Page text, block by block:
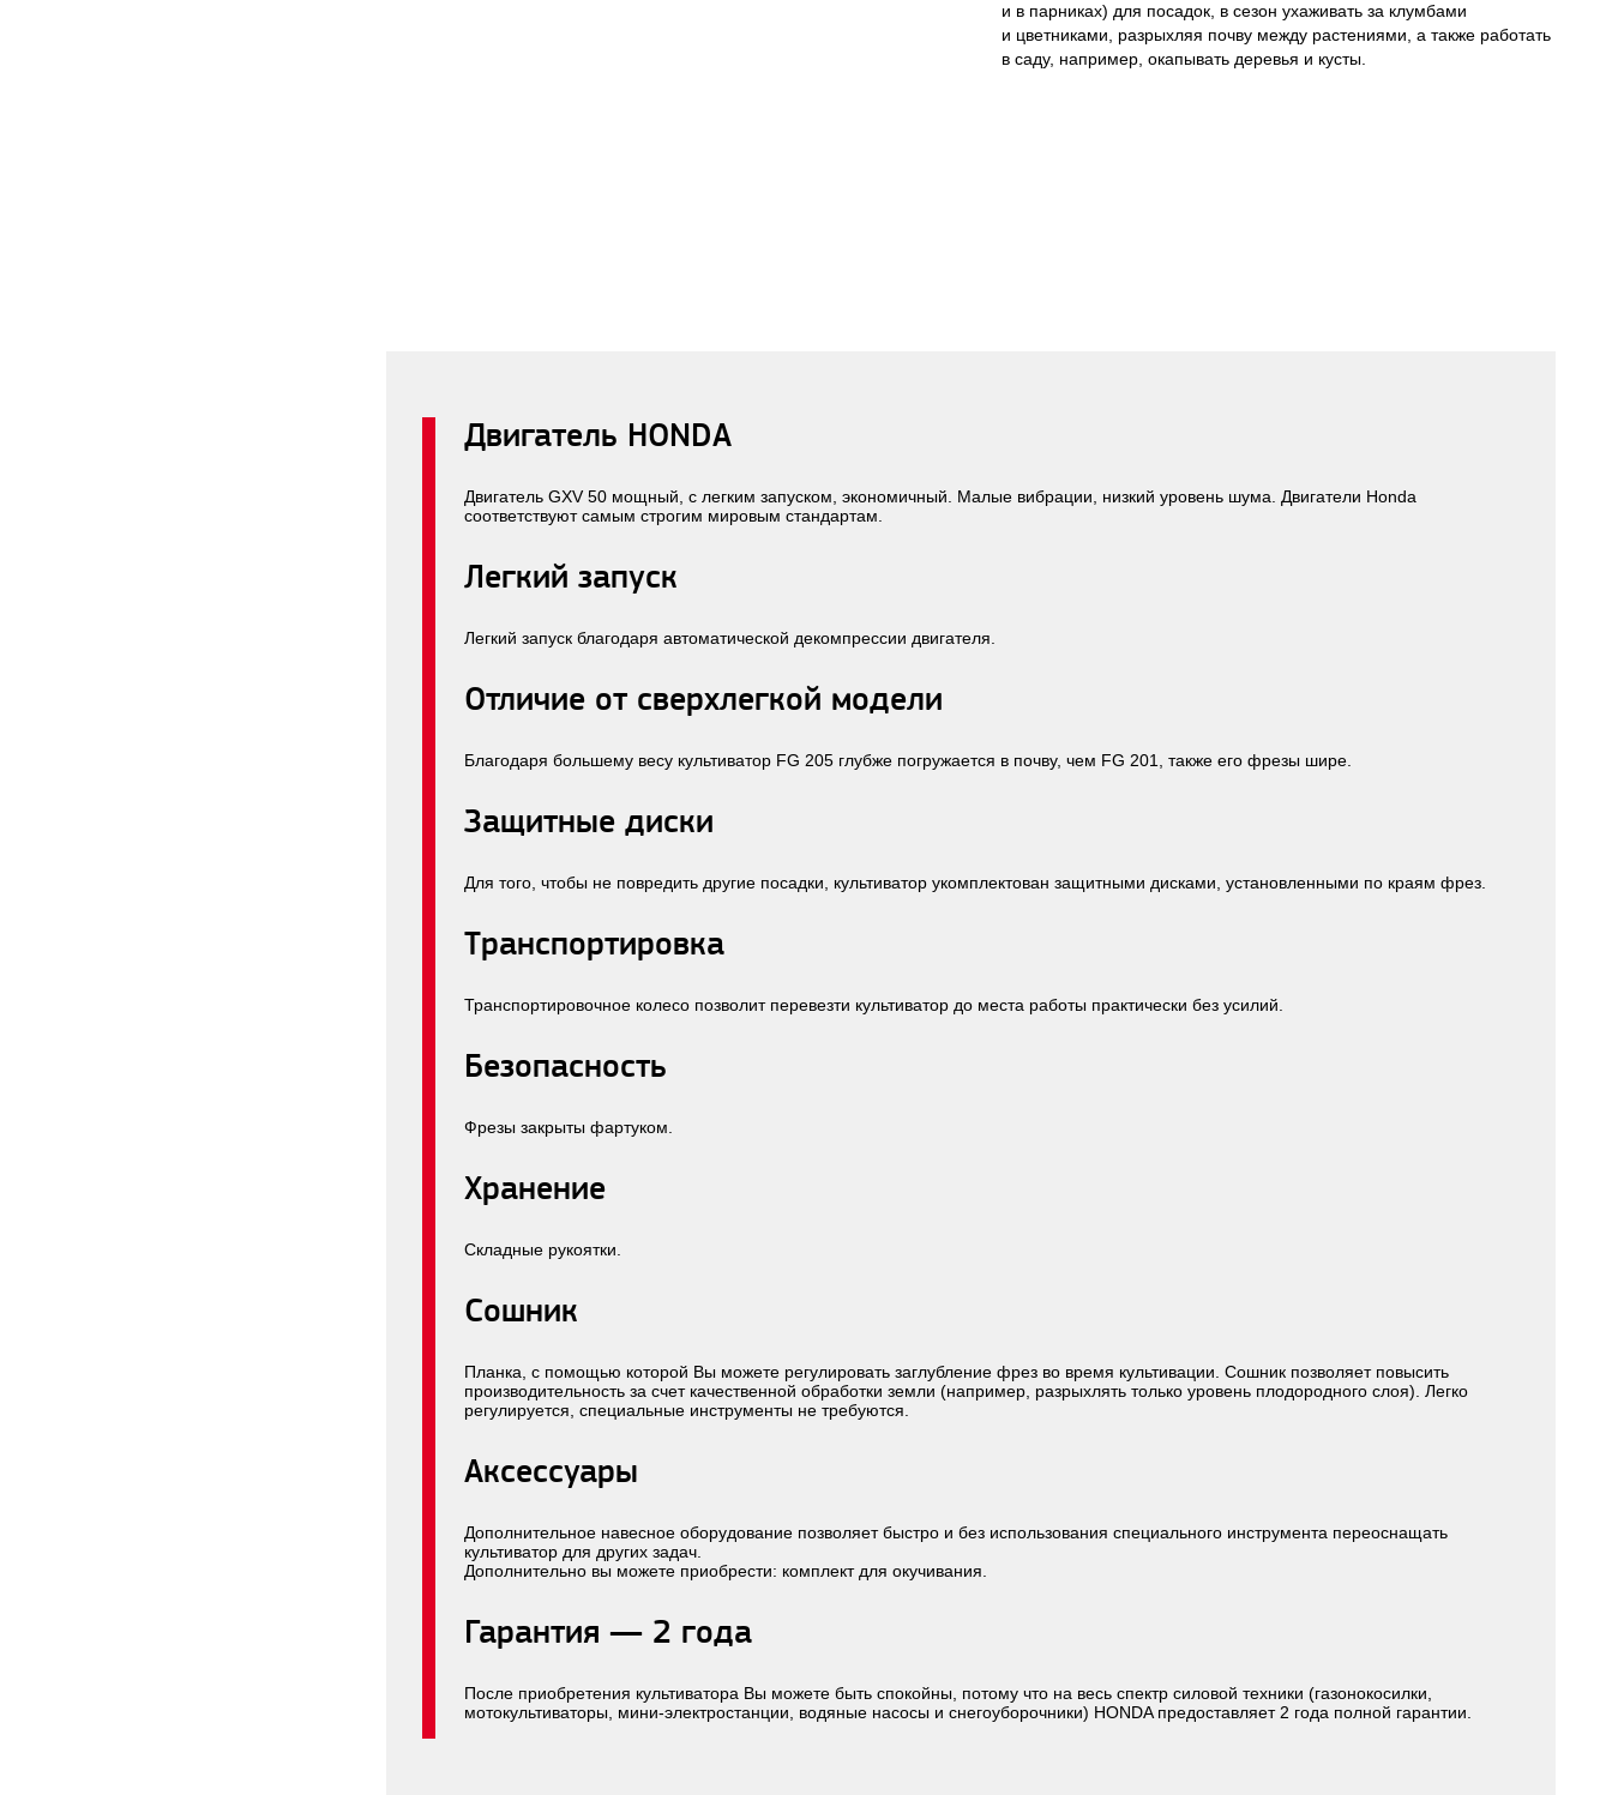
и в парниках) для посадок, в сезон ухаживать за клумбами
и цветниками, разрыхляя почву между растениями, а также работать
в саду, например, окапывать деревья и кусты.
Двигатель HONDA
Двигатель GXV 50 мощный, с легким запуском, экономичный. Малые вибрации, низкий уровень шума. Двигатели Honda
соответствуют самым строгим мировым стандартам.
Легкий запуск
Легкий запуск благодаря автоматической декомпрессии двигателя.
Отличие от сверхлегкой модели
Благодаря большему весу культиватор FG 205 глубже погружается в почву, чем FG 201, также его фрезы шире.
Защитные диски
Для того, чтобы не повредить другие посадки, культиватор укомплектован защитными дисками, установленными по краям фрез.
Транспортировка
Транспортировочное колесо позволит перевезти культиватор до места работы практически без усилий.
Безопасность
Фрезы закрыты фартуком.
Хранение
Складные рукоятки.
Сошник
Планка, с помощью которой Вы можете регулировать заглубление фрез во время культивации. Сошник позволяет повысить
производительность за счет качественной обработки земли (например, разрыхлять только уровень плодородного слоя). Легко
регулируется, специальные инструменты не требуются.
Аксессуары
Дополнительное навесное оборудование позволяет быстро и без использования специального инструмента переоснащать
культиватор для других задач.
Дополнительно вы можете приобрести: комплект для окучивания.
Гарантия — 2 года
После приобретения культиватора Вы можете быть спокойны, потому что на весь спектр силовой техники (газонокосилки,
мотокультиваторы, мини-электростанции, водяные насосы и снегоуборочники) HONDA предоставляет 2 года полной гарантии.